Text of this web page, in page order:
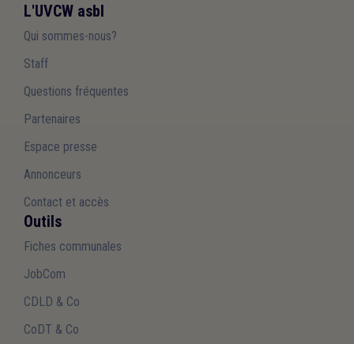
L'UVCW asbl
Qui sommes-nous?
Staff
Questions fréquentes
Partenaires
Espace presse
Annonceurs
Contact et accès
Outils
Fiches communales
JobCom
CDLD & Co
CoDT & Co